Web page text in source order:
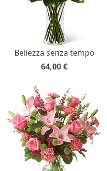
Bellezza senza tempo
64,00€